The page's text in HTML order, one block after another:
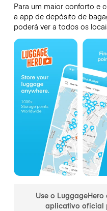
Para um maior conforto e
a app de depósito de
poderá ver a todos os
Use o
aplicativo oficial